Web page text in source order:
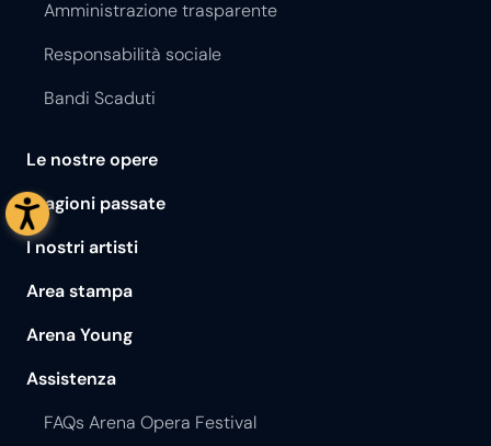
Amministrazione trasparente
Responsabilità sociale
Bandi Scaduti
Le nostre opere
Stagioni passate
I nostri artisti
Area stampa
Arena Young
Assistenza
FAQs Arena Opera Festival